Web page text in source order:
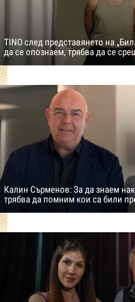
TINO след представянето на
да се опознаем, трябва да се
Калин Сърменов: За да знаем
трябва да помним кои са били